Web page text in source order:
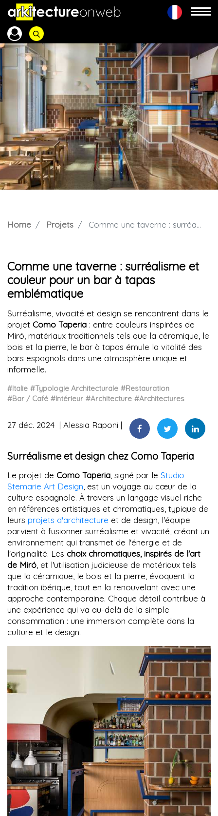
Home Projets Comme une taverne : surréalisme et couleur pour un bar à tapas emblématique
Comme une taverne : surréalisme et
couleur pour un bar à tapas
emblématique
Surréalisme, vivacité et design se rencontrent dans le
projet Como Taperia : entre couleurs inspirées de
Miró, matériaux traditionnels tels que la céramique, le
bois et la pierre, le bar à tapas émule la vitalité des
bars espagnols dans une atmosphère unique et
informelle.
#Italie #Typologie Architecturale #Restauration
#Bar / Café #Intérieur #Architecture #Architectures
27 déc. 2024 Alessia Raponi
Surréalisme et design chez Como Taperia
Le projet de Como Taperia , signé par le Studio
Stemarie Art Design , est un voyage au cœur de la
culture espagnole. À travers un langage visuel riche
en références artistiques et chromatiques, typique de
leurs projets d'architecture et de design, l'équipe
parvient à fusionner surréalisme et vivacité, créant un
environnement qui transmet de l'énergie et de
l'originalité. Les choix chromatiques, inspirés de l'art
de Miró , et l'utilisation judicieuse de matériaux tels
que la céramique, le bois et la pierre, évoquent la
tradition ibérique, tout en la renouvelant avec une
approche contemporaine. Chaque détail contribue à
une expérience qui va au-delà de la simple
consommation : une immersion complète dans la
culture et le design.